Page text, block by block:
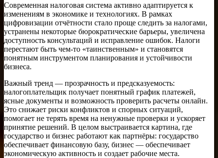
Современная налоговая система активно адаптируется к
изменениям в экономике и технологиях. В рамках
цифровизации отчётности стало проще следить за налогами,
устранены некоторые бюрократические барьеры, увеличена
доступность консультаций и исправление ошибок. Налоги
перестают быть чем-то «таинственным» и становятся
понятным инструментом планирования и устойчивости
бизнеса.
Важный тренд — прозрачность и предсказуемость:
налогоплательщик получает понятный график платежей,
ясные документы и возможность проверить расчеты онлайн.
Это снижает риски конфликтов и спорных ситуаций,
помогает не терять время на ненужные проверки и ускоряет
принятие решений. В целом выстраивается картина, где
государство и бизнес работают как партнёры: государство
обеспечивает финансовую базу, бизнес — обеспечивает
экономическую активность и создает рабочие места.